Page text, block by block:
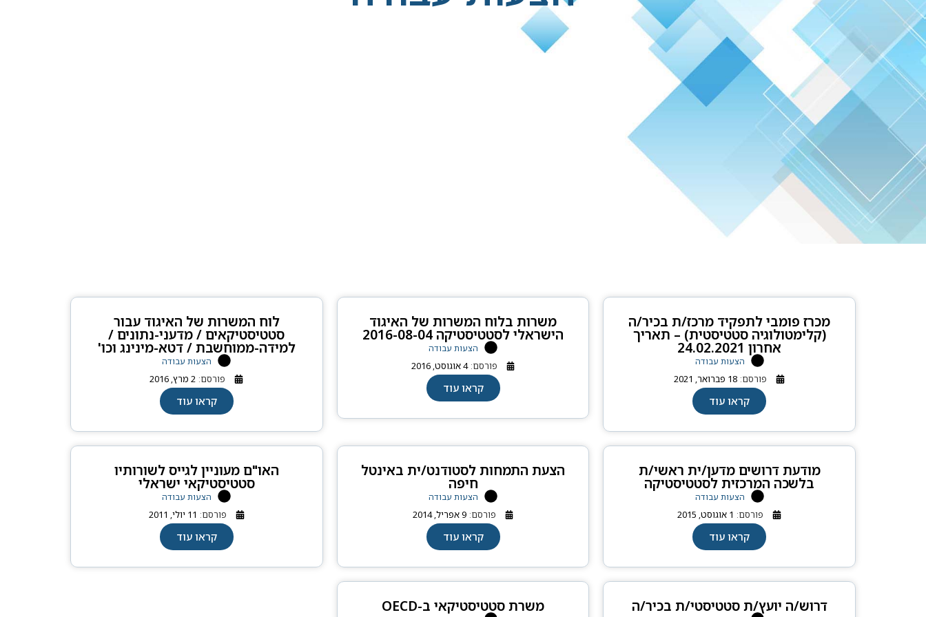
מכרז פומבי לתפקיד מרכז/ת בכיר/ה
(קלימטולוגיה סטטיסטית) – תאריך
אחרון 24.02.2021
הצעות עבודה
פורסם: 18 פברואר, 2021
קראו עוד
משרות בלוח המשרות של האיגוד
הישראלי לסטטיסטיקה 2016-08-04
הצעות עבודה
פורסם: 4 אוגוסט, 2016
קראו עוד
לוח המשרות של האיגוד עבור
סטטיסטיקאים / מדעני-נתונים /
למידה-ממוחשבת / דטא-מינינג וכו'
הצעות עבודה
פורסם: 2 מרץ, 2016
קראו עוד
מודעת דרושים מדען/ית ראשי/ת
בלשכה המרכזית לסטטיסטיקה
הצעות עבודה
פורסם: 1 אוגוסט, 2015
קראו עוד
הצעת התמחות לסטודנט/ית באינטל
חיפה
הצעות עבודה
פורסם: 9 אפריל, 2014
קראו עוד
האו"ם מעוניין לגייס לשורותיו
סטטיסטיקאי ישראלי
הצעות עבודה
פורסם: 11 יולי, 2011
קראו עוד
דרוש/ה יועץ/ת סטטיסטי/ת בכיר/ה משרת סטטיסטיקאי ב-OECD